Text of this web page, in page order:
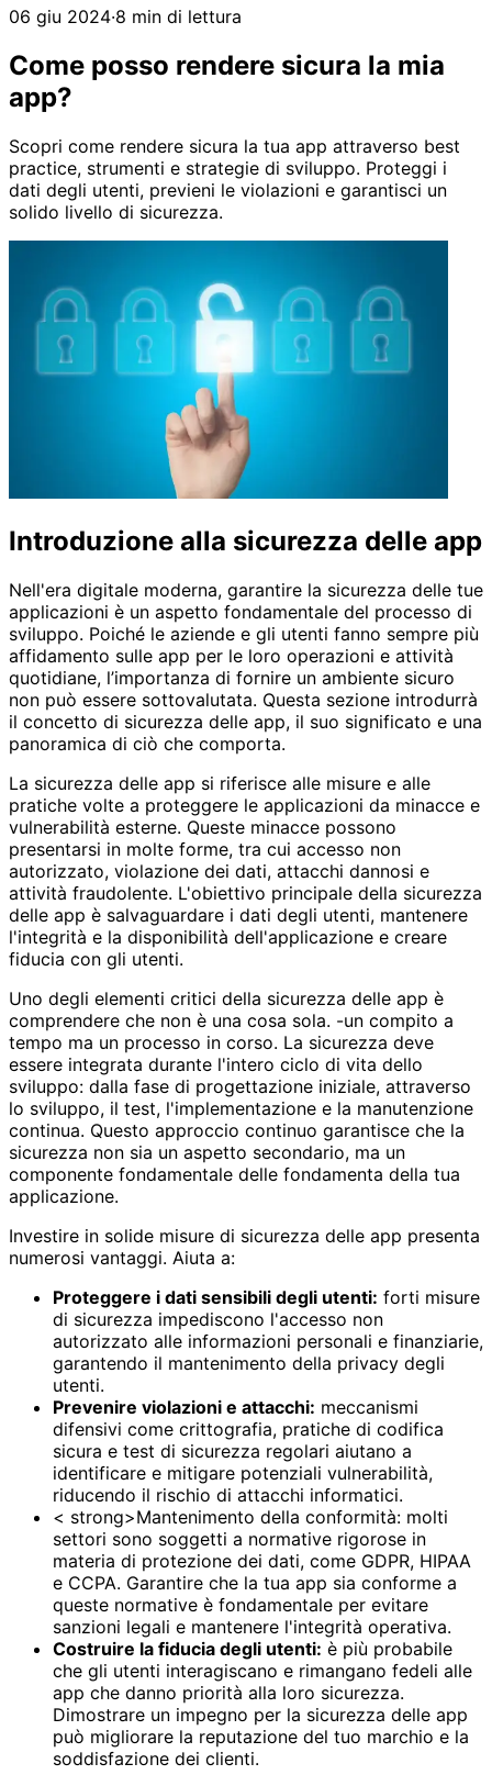
06 giu 2024·8 min di lettura
Come posso rendere sicura la mia
app?
Scopri come rendere sicura la tua app attraverso best
practice, strumenti e strategie di sviluppo. Proteggi i
dati degli utenti, previeni le violazioni e garantisci un
solido livello di sicurezza.
Introduzione alla sicurezza delle app
Nell'era digitale moderna, garantire la sicurezza delle tue
applicazioni è un aspetto fondamentale del processo di
sviluppo. Poiché le aziende e gli utenti fanno sempre più
affidamento sulle app per le loro operazioni e attività
quotidiane, l’importanza di fornire un ambiente sicuro
non può essere sottovalutata. Questa sezione introdurrà
il concetto di sicurezza delle app, il suo significato e una
panoramica di ciò che comporta.
La sicurezza delle app si riferisce alle misure e alle
pratiche volte a proteggere le applicazioni da minacce e
vulnerabilità esterne. Queste minacce possono
presentarsi in molte forme, tra cui accesso non
autorizzato, violazione dei dati, attacchi dannosi e
attività fraudolente. L'obiettivo principale della sicurezza
delle app è salvaguardare i dati degli utenti, mantenere
l'integrità e la disponibilità dell'applicazione e creare
fiducia con gli utenti.
Uno degli elementi critici della sicurezza delle app è
comprendere che non è una cosa sola. -un compito a
tempo ma un processo in corso. La sicurezza deve
essere integrata durante l'intero ciclo di vita dello
sviluppo: dalla fase di progettazione iniziale, attraverso
lo sviluppo, il test, l'implementazione e la manutenzione
continua. Questo approccio continuo garantisce che la
sicurezza non sia un aspetto secondario, ma un
componente fondamentale delle fondamenta della tua
applicazione.
Investire in solide misure di sicurezza delle app presenta
numerosi vantaggi. Aiuta a:
Proteggere i dati sensibili degli utenti: forti misure
di sicurezza impediscono l'accesso non
autorizzato alle informazioni personali e finanziarie,
garantendo il mantenimento della privacy degli
utenti.
Prevenire violazioni e attacchi: meccanismi
difensivi come crittografia, pratiche di codifica
sicura e test di sicurezza regolari aiutano a
identificare e mitigare potenziali vulnerabilità,
riducendo il rischio di attacchi informatici.
< strong>Mantenimento della conformità: molti
settori sono soggetti a normative rigorose in
materia di protezione dei dati, come GDPR, HIPAA
e CCPA. Garantire che la tua app sia conforme a
queste normative è fondamentale per evitare
sanzioni legali e mantenere l'integrità operativa.
Costruire la fiducia degli utenti: è più probabile
che gli utenti interagiscano e rimangano fedeli alle
app che danno priorità alla loro sicurezza.
Dimostrare un impegno per la sicurezza delle app
può migliorare la reputazione del tuo marchio e la
soddisfazione dei clienti.